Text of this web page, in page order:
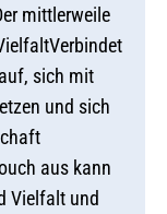
mittlerweile
sich mit
und sich
aus kann
Vielfalt und